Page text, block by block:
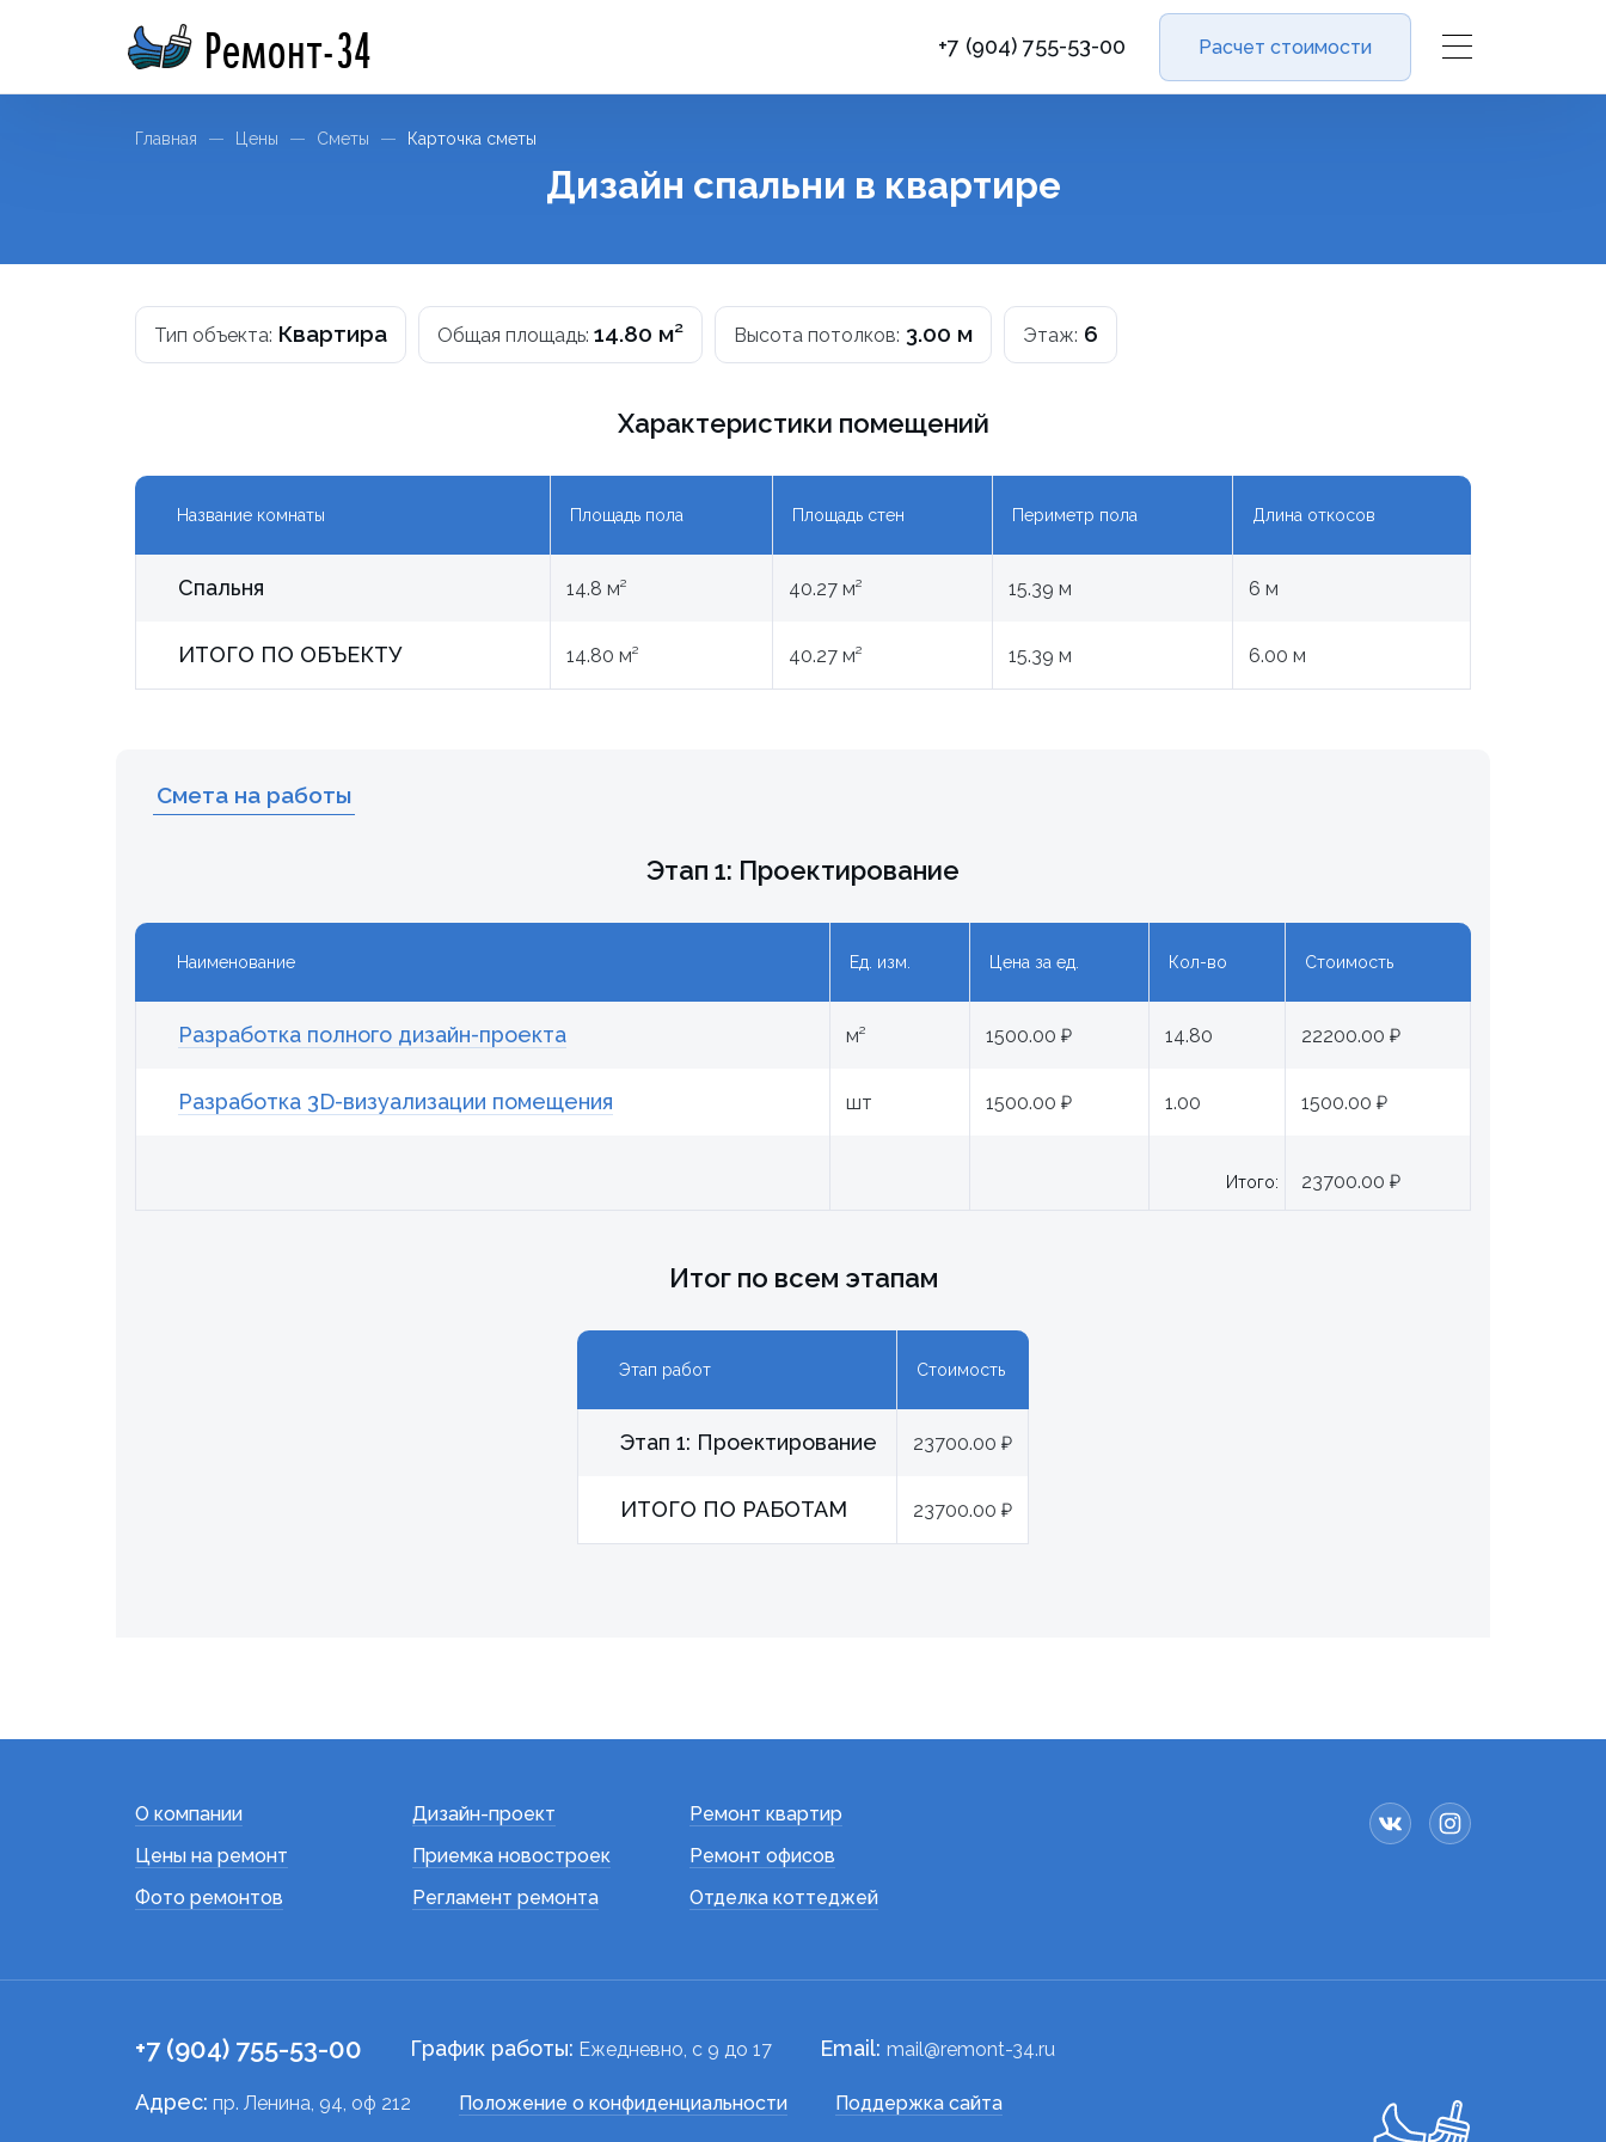
Ремонт-34 +7 (904) 755-53-00 Расчет стоимости
Главная Цены Сметы Карточка сметы
Дизайн спальни в квартире
Тип объекта: Квартира Общая площадь: 14.80 м² Высота потолков: 3.00 м Этаж: 6
Характеристики помещений
Название комнаты Площадь пола Площадь стен Периметр пола Длина откосов
Спальня 14.8 м² 40.27 м² 15.39 м 6 м
ИТОГО ПО ОБЪЕКТУ 14.80 м² 40.27 м² 15.39 м 6.00 м
Смета на работы
Этап 1: Проектирование
Наименование Ед. изм. Цена за ед. Кол-во Стоимость
Разработка полного дизайн-проекта м² 1500.00 ₽ 14.80 22200.00 ₽
Разработка 3D-визуализации помещения шт 1500.00 ₽ 1.00 1500.00 ₽
Итого: 23700.00 ₽
Итог по всем этапам
Этап работ Стоимость
Этап 1: Проектирование 23700.00 ₽
ИТОГО ПО РАБОТАМ 23700.00 ₽
О компании
Цены на ремонт
Фото ремонтов
Дизайн-проект
Приемка новостроек
Регламент ремонта
Ремонт квартир
Ремонт офисов
Отделка коттеджей
+7 (904) 755-53-00 График работы: Ежедневно, c 9 до 17 Email: mail@remont-34.ru
Адрес: пр. Ленина, 94, оф 212 Положение о конфиденциальности Поддержка сайта